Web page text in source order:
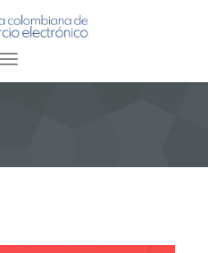
Toggle navigation